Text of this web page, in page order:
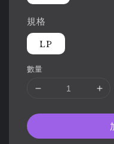
規格
LP
數量